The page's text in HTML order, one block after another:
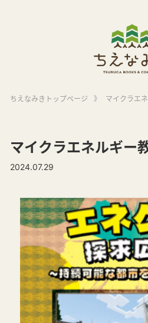
ちえなみきトップページ 》 マイクラエ
マイクラエネルギー
2024.07.29